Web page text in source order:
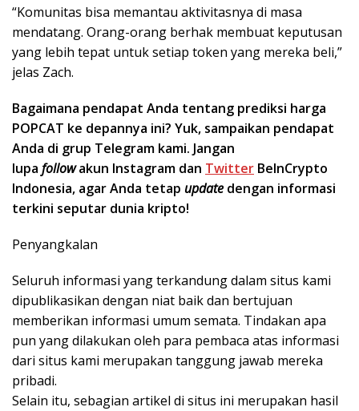
“Komunitas bisa memantau aktivitasnya di masa
mendatang. Orang-orang berhak membuat keputusan
yang lebih tepat untuk setiap token yang mereka beli,”
jelas Zach.
Bagaimana pendapat Anda tentang prediksi harga
POPCAT ke depannya ini? Yuk, sampaikan pendapat
Anda di grup Telegram kami. Jangan
lupa followakun Instagram dan Twitter BeInCrypto
Indonesia, agar Anda tetap update dengan informasi
terkini seputar dunia kripto!
Penyangkalan
Seluruh informasi yang terkandung dalam situs kami
dipublikasikan dengan niat baik dan bertujuan
memberikan informasi umum semata. Tindakan apa
pun yang dilakukan oleh para pembaca atas informasi
dari situs kami merupakan tanggung jawab mereka
pribadi.
Selain itu, sebagian artikel di situs ini merupakan hasil